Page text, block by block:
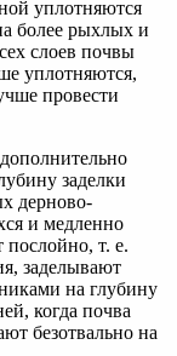
уплотняются
более рыхлых и
слоев почвы
уплотняются,
провести
заделки
дерново-
и медленно
т. е.
заделывают
на глубину
когда почва
безотвально на